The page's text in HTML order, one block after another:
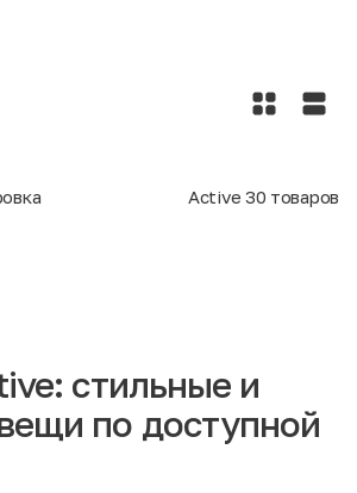
Active 30 товаров
стильные и
по доступной